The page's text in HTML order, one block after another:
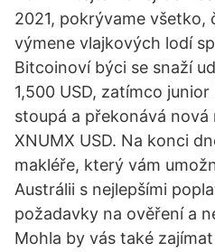
2021, pokrývame
výmene vlajkových lodí
Bitcoinoví býci se snaží
1,500 USD, zatímco
stoupá a překonává nová
XNUMX USD. Na konci
makléře, který vám
Austrálii s nejlepšími
požadavky na ověření a
Mohla by vás také